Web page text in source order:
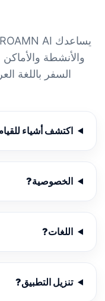
والأنشطة
السفر باللغة
اكتشف أشياء
الخصوصية?
اللغات?
تنزيل التطبيق?